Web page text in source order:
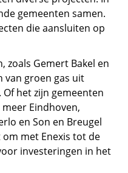
gemeenten samen.
die aansluiten op
zoals Gemert Bakel en
van groen gas uit
het zijn gemeenten
Eindhoven,
en Son en Breugel
met Enexis tot de
investeringen in het